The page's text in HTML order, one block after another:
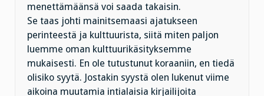
menettämäänsä voi saada takaisin.
Se taas johti mainitsemaasi ajatukseen
perinteestä ja kulttuurista, siitä miten paljon
luemme oman kulttuurikäsityksemme
mukaisesti. En ole tutustunut koraaniin, en tiedä
olisiko syytä. Jostakin syystä olen lukenut viime
aikoina muutamia intialaisia kirjailijoita